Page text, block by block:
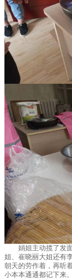
娟姐主动揽了发
姐、崔晓丽大姐还有
朝天的劳作着，再听
小本本通通都记下来。